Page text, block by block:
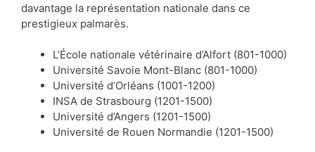
davantage la représentation nationale dans ce
prestigieux palmarès.
L’École nationale vétérinaire d’Alfort (801-1000)
Université Savoie Mont-Blanc (801-1000)
Université d’Orléans (1001-1200)
INSA de Strasbourg (1201-1500)
Université d’Angers (1201-1500)
Université de Rouen Normandie (1201-1500)